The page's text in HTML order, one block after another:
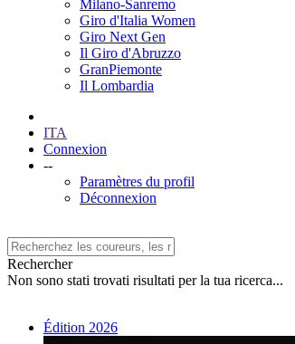
Milano-Sanremo
Giro d'Italia Women
Giro Next Gen
Il Giro d'Abruzzo
GranPiemonte
Il Lombardia
ITA
Connexion
--
Paramètres du profil
Déconnexion
Rechercher
Non sono stati trovati risultati per la tua ricerca...
Édition 2026